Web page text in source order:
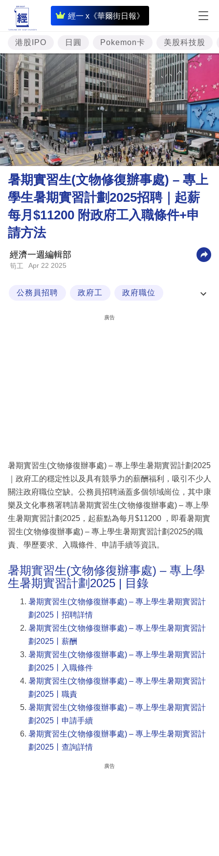
經一 x《華爾街日報》
即
時
財
經
專
題
投
資
樓
市
理
財
商
業
職
港股IPO 日圓 Pokemon卡 美股科技股
暑期實習生(文物修復辦事處) – 專上
學生暑期實習計劃2025招聘｜起薪
每月$11200 附政府工入職條件+申
請方法
經濟一週編輯部
筍工 Apr 22 2025
公務員招聘 政府工 政府職位
廣告
暑期實習生(文物修復辦事處) – 專上學生暑期實習計劃2025
｜政府工的穩定性以及具有競爭力的薪酬福利，吸引不少人
關注政府職位空缺。公務員招聘涵蓋多個領域崗位，其中康
樂及文化事務署聘請暑期實習生(文物修復辦事處) – 專上學
生暑期實習計劃2025，起薪點為每月$11200 ，即看暑期實
習生(文物修復辦事處) – 專上學生暑期實習計劃2025的職
責、學歷要求、入職條件、申請手續等資訊。
暑期實習生(文物修復辦事處) – 專上學
生暑期實習計劃2025 | 目錄
暑期實習生(文物修復辦事處) – 專上學生暑期實習計
劃2025丨招聘詳情
暑期實習生(文物修復辦事處) – 專上學生暑期實習計
劃2025丨薪酬
暑期實習生(文物修復辦事處) – 專上學生暑期實習計
劃2025丨入職條件
暑期實習生(文物修復辦事處) – 專上學生暑期實習計
劃2025丨職責
暑期實習生(文物修復辦事處) – 專上學生暑期實習計
劃2025丨申請手續
暑期實習生(文物修復辦事處) – 專上學生暑期實習計
劃2025丨查詢詳情
廣告